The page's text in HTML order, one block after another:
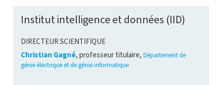
Institut intelligence et données (IID)
DIRECTEUR SCIENTIFIQUE
Christian Gagné, professeur titulaire, Département de
génie électrique et de génie informatique